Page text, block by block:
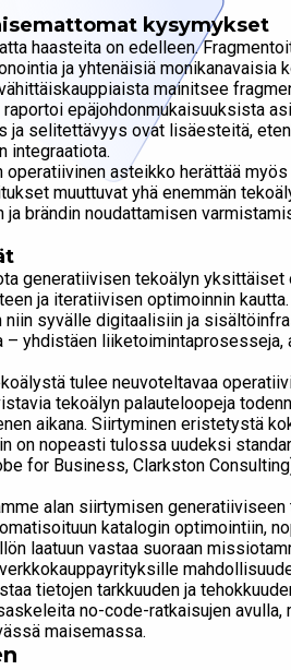
kysymykset
haasteita on edelleen.
ja yhtenäisiä monikanavaisia
mainitsee
raportoi epäjohdonmukaisuuksista
ja selitettävyys ovat lisäesteitä,
integraatiota.
operatiivinen asteikko herättää
muuttuvat yhä enemmän
ja brändin noudattamisen
generatiivisen tekoälyn yksittäiset
ja iteratiivisen optimoinnin
syvälle digitaalisiin ja
– yhdistäen
tulee neuvoteltavaa
tekoälyn palauteloopeja
aikana. Siirtyminen eristetystä
on nopeasti tulossa uudeksi
for Business, Clarkston
alan siirtymisen
katalogin optimointiin,
laatuun vastaa suoraan
tietojen tarkkuuden ja
no-code-ratkaisujen
maisemassa.